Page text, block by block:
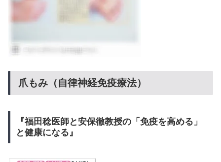
爪もみ（自律神経免疫療法）
『福田稔医師と安保徹教授の「免疫を高める」
と健康になる』